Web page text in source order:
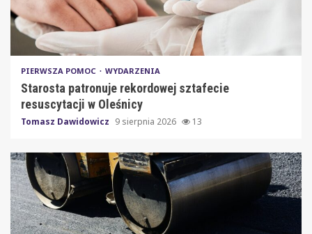
PIERWSZA POMOC WYDARZENIA
Starosta patronuje rekordowej sztafecie
resuscytacji w Oleśnicy
Tomasz Dawidowicz 9 sierpnia 2026 13